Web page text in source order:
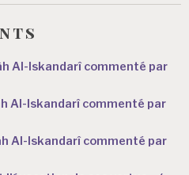
Al-Iskandarî commenté par
Al-Iskandarî commenté par
Al-Iskandarî commenté par